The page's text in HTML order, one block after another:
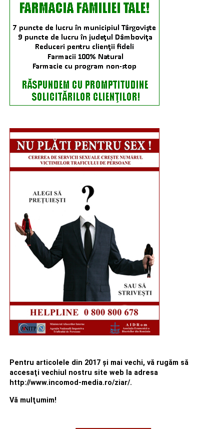
Pentru articolele din 2017 şi mai vechi, vă rugăm să
accesaţi vechiul nostru site web la adresa
http://www.incomod-media.ro/ziar/.
Vă mulţumim!